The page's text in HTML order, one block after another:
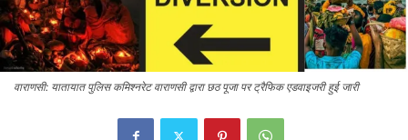
वाराणसी: यातायात पुलिस कमिश्नरेट वाराणसी द्वारा छठ पूजा पर ट्रैफिक एडवाइजरी हुई जारी